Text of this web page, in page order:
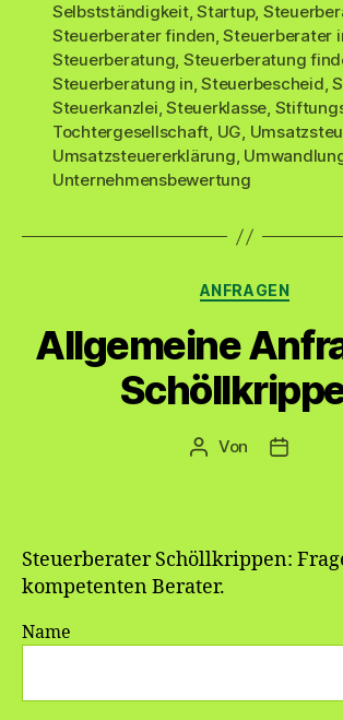
Selbstständigkeit,Startup,
Steuerberater finden,Steuerberater
Steuerberatung, Steuerberatung
Steuerberatung in,Steuerbescheid,
Steuerkanzlei,Steuerklasse,
Tochtergesellschaft, UG,
Umsatzsteuererklärung,
Unternehmensbewertung
Kategorien
ANFRAGEN
Allgemeine
Beitragsautor
Von
Steuerberater Schöllkrippen:
kompetenten Berater.
Name